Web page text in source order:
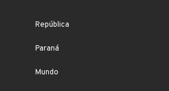
República
Paraná
Mundo